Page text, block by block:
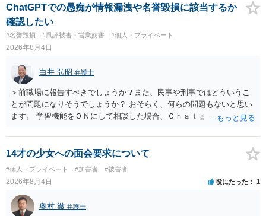
ても失敗する可能性が高いように思われます。 相手を特定できた場
合、相手に全ての弁護士費用を負担させることは可能でしょうか？ →
訴訟外の交渉で相手方が認めれば負担させることができるでしょう。
訴訟で判決となった場合は、実際の弁護士費用が認められる場合と認
められない場合があり何ともいえないところでしょう。
ChatGPTでの愚痴が情報漏洩や名誉毀損に該当するか
確認したい
#名誉毀損 #風評被害・営業妨害 #個人・プライベート
2026年8月4日
白井 弘昭 弁護士
＞前職場に報告すべきでしょうか？また、民事や刑事ではどういうこ
とが問題になりそうでしょうか？ おそらく、何らの問題もないと思い
ます。 学習機能をＯＮにして相談した場合、Ｃｈａｔｇｐｔがｏｐｅ
する可能性がありますが、個人名や会社名を特定していない限り、一
般論として抽象化されて回答に織り込まれる可能性が生じるにすぎま
せんので、その情報自体が、秘密情報に当たるとは思えませんし、名
誉棄損として、個人や会社に対する誹謗中傷の不特定多数への公開に
当たるとも思われません。 もちろん、誰がその内容をｃｈａｔｇｐｔ
に入力したかも第三者にしられることはないので、個人や会社の特定
をせずに書き込んだことで（おそらく特定して書き込んだとして
14才の少女への面会要求について
#個人・プライベート #加害者 #被害者
2026年8月4日 役にたった 1
奥村 徹 弁護士